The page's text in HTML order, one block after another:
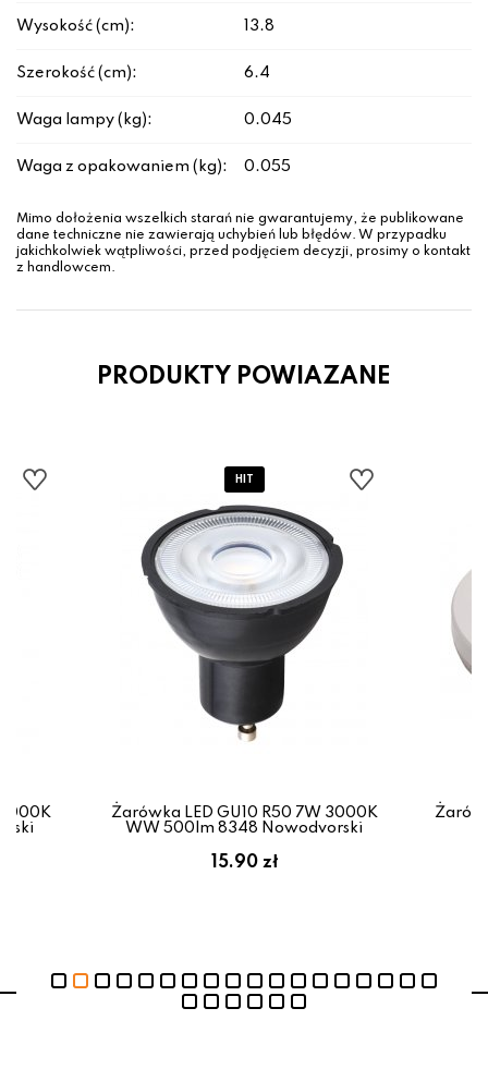
Wysokość (cm): 13.8
Szerokość (cm): 6.4
Waga lampy (kg): 0.045
Waga z opakowaniem (kg): 0.055
Mimo dołożenia wszelkich starań nie gwarantujemy, że publikowane
dane techniczne nie zawierają uchybień lub błędów. W przypadku
jakichkolwiek wątpliwości, przed podjęciem decyzji, prosimy o kontakt
z handlowcem.
PRODUKTY POWIAZANE
Żarówka LED GU10 R50 7W 3000K
WW 500lm 8348 Nowodvorski
15.90 zł